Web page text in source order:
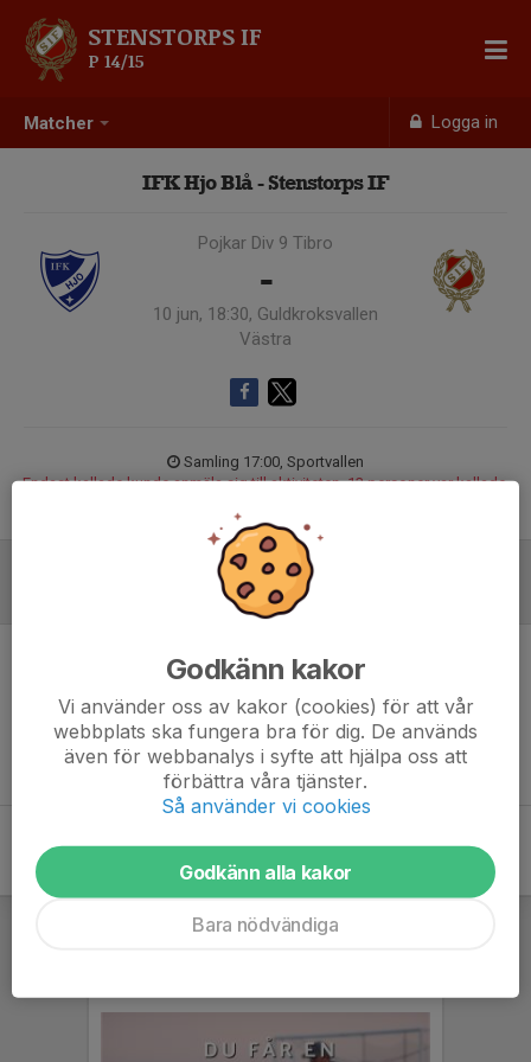
Matcher Logga in
STENSTORPS IF
P 14/15
IFK Hjo Blå - Stenstorps IF
Pojkar Div 9 Tibro
-
10 jun, 18:30, Guldkroksvallen
Västra
Samling 17:00, Sportvallen
Endast kallade kunde anmäla sig till aktiviteten. 13 personer var kallade.
Inget referat skrivet
Godkänn kakor
Vi använder oss av kakor (cookies) för att vår
webbplats ska fungera bra för dig. De används
även för webbanalys i syfte att hjälpa oss att
förbättra våra tjänster.
Så använder vi cookies
Godkänn alla kakor
Bara nödvändiga